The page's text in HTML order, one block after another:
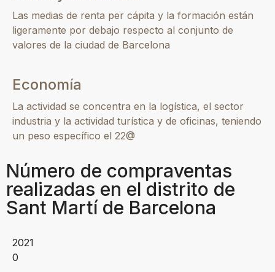
Las medias de renta per cápita y la formación están
ligeramente por debajo respecto al conjunto de
valores de la ciudad de Barcelona
Economía
La actividad se concentra en la logística, el sector
industria y la actividad turística y de oficinas, teniendo
un peso específico el 22@
Número de compraventas
realizadas en el distrito de
Sant Martí de Barcelona
2021
0